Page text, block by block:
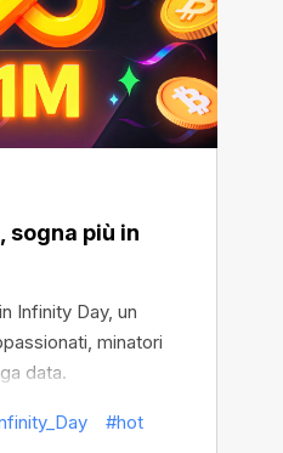
sogna più in
Infinity Day, un
minatori
data.
#hot